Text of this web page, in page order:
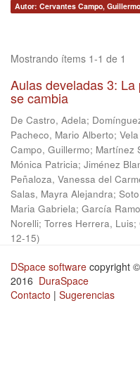
Autor: Cervantes Campo,
Mostrando ítems 1-1 de 1
Aulas develadas 3:
se cambia
De Castro, Adela;
Pacheco, Mario Alberto;
Campo, Guillermo; Martínez
Mónica Patricia; Jiménez
Peñaloza, Vanessa del
Salas, Mayra Alejandra;
Maria Gabriela; García
Norelli; Torres Herrera, Luis;
12-15)
DSpace software copyright
2016 DuraSpace
Contacto | Sugerencias